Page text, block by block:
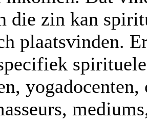
die zin kan
plaatsvinden.